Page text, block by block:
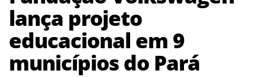
lança projeto
educacional em 9
municípios do Pará